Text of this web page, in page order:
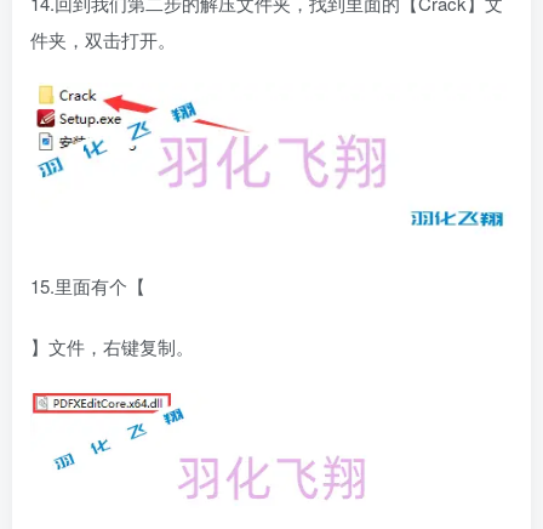
件夹，双击打开。
15.里面有个【
】文件，右键复制。